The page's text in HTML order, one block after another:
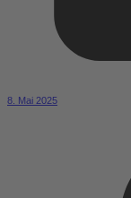
8. Mai 2025